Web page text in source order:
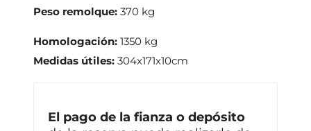
Peso remolque: 370 kg
Homologación: 1350 kg
Medidas útiles: 304x171x10cm
El pago de la fianza o depósito